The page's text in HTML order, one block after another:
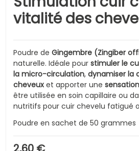
vitalité des
Poudre de Gingembre (Zingiber
naturelle. Idéale pour stimuler le
la micro-circulation, dynamiser la
cheveuxet apporter une
être utilisée en soin capillaire ou
nutritifs pour cuir chevelu fatigué
Poudre en sachet de 50 grammes